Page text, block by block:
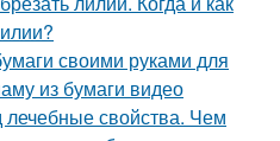
своими руками для
из бумаги видео
лечебные свойства. Чем